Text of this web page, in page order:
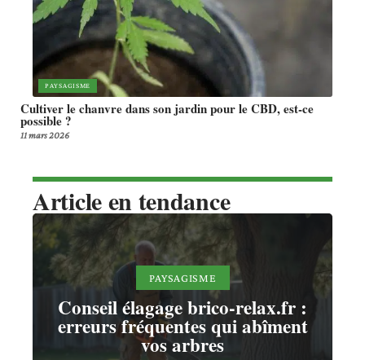
PAYSAGISME
Cultiver le chanvre dans son jardin pour le CBD, est-ce
possible ?
11 mars 2026
Article en tendance
PAYSAGISME
Conseil élagage brico-relax.fr :
erreurs fréquentes qui abîment
vos arbres